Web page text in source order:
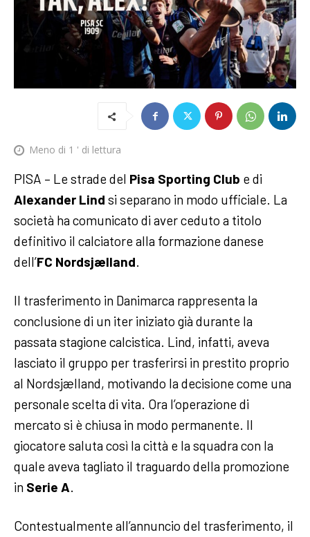
Meno di 1 ' di lettura
PISA – Le strade del Pisa Sporting Club e di
Alexander Lind si separano in modo ufficiale. La
società ha comunicato di aver ceduto a titolo
definitivo il calciatore alla formazione danese
dell’FC Nordsjælland.
Il trasferimento in Danimarca rappresenta la
conclusione di un iter iniziato già durante la
passata stagione calcistica. Lind, infatti, aveva
lasciato il gruppo per trasferirsi in prestito proprio
al Nordsjælland, motivando la decisione come una
personale scelta di vita. Ora l’operazione di
mercato si è chiusa in modo permanente. Il
giocatore saluta così la città e la squadra con la
quale aveva tagliato il traguardo della promozione
in Serie A.
Contestualmente all’annuncio del trasferimento, il